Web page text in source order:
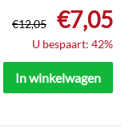
€12,05 €7,05
U bespaart: 42%
In winkelwagen